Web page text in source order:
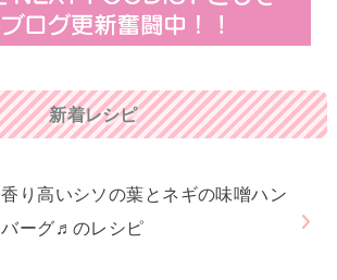
新着レシピ
香り高いシソの葉とネギの味噌ハン
バーグ♬のレシピ